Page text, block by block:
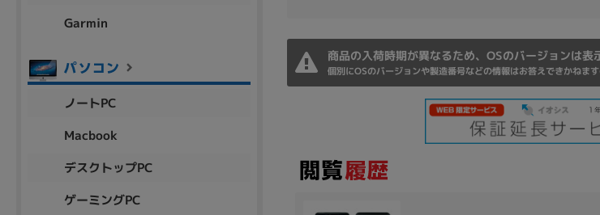
商品の入荷時期が異なるため、OSのバージョンは表
個別にOSのバージョンや製造番号などの情報はお答えできかねます
Garmin
ノートPC
Macbook
デスクトップPC
ゲーミングPC
MacOS ChromeOS その他
容量
~
モニタサイズ
円 ～